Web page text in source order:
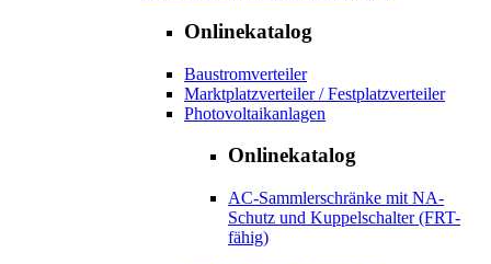
Onlinekatalog
Baustromverteiler
Marktplatzverteiler / Festplatzverteiler
Photovoltaikanlagen
Onlinekatalog
AC-Sammlerschränke mit NA-
Schutz und Kuppelschalter (FRT-
fähig)